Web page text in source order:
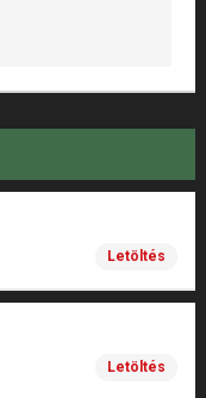
Letöltés
Letöltés